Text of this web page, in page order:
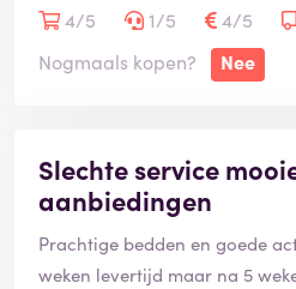
4/5
1/5 4/5
Nogmaals kopen?
Nee
Slechte service
aanbiedingen
Prachtige bedden en goede
weken levertijd maar na 5